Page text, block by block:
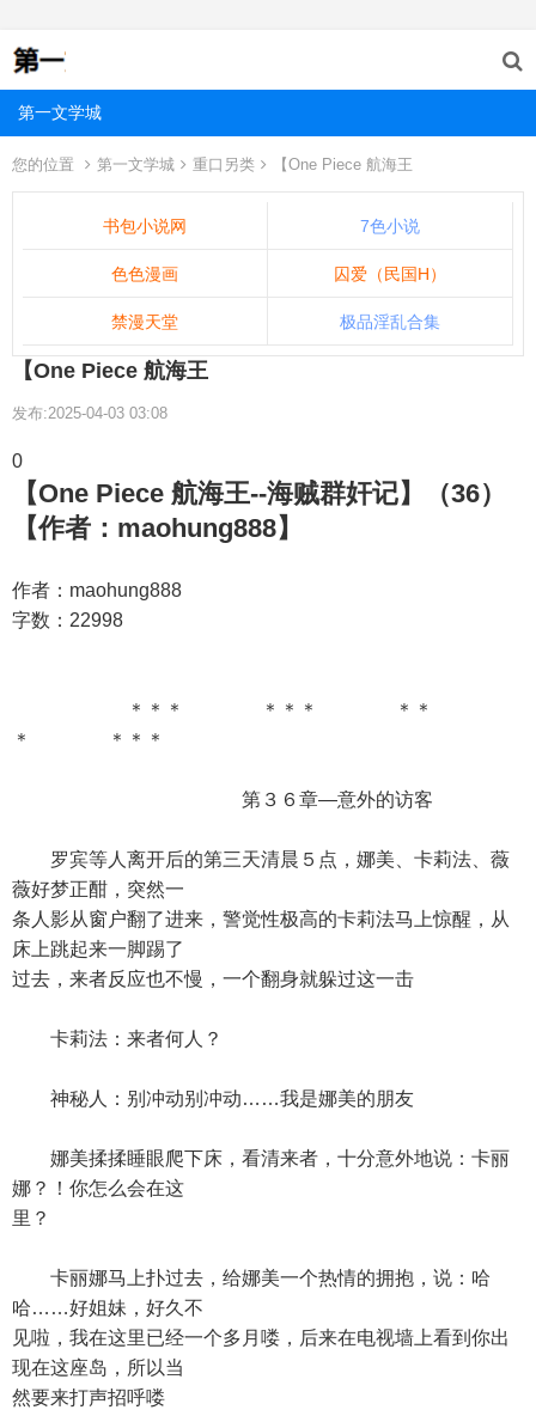
第一文学城
您的位置 第一文学城 重口另类 【One Piece 航海王
书包小说网 7色小说
色色漫画 囚爱（民国H）
禁漫天堂 极品淫乱合集
【One Piece 航海王
发布:2025-04-03 03:08
0
【One Piece 航海王--海贼群奸记】（36）
【作者：maohung888】
作者：maohung888
字数：22998
＊＊＊ ＊＊＊ ＊＊
＊ ＊＊＊
第３６章—意外的访客
罗宾等人离开后的第三天清晨５点，娜美、卡莉法、薇
薇好梦正酣，突然一
条人影从窗户翻了进来，警觉性极高的卡莉法马上惊醒，从
床上跳起来一脚踢了
过去，来者反应也不慢，一个翻身就躲过这一击
卡莉法：来者何人？
神秘人：别冲动别冲动……我是娜美的朋友
娜美揉揉睡眼爬下床，看清来者，十分意外地说：卡丽
娜？！你怎么会在这
里？
卡丽娜马上扑过去，给娜美一个热情的拥抱，说：哈
哈……好姐妹，好久不
见啦，我在这里已经一个多月喽，后来在电视墙上看到你出
现在这座岛，所以当
然要来打声招呼喽